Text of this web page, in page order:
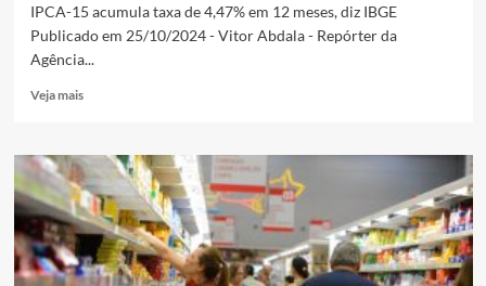
IPCA-15 acumula taxa de 4,47% em 12 meses, diz IBGE
Publicado em 25/10/2024 - Vitor Abdala - Repórter da
Agência...
Veja maisRead
Prévia
da
inflação
oficial
fica
em
0,54%